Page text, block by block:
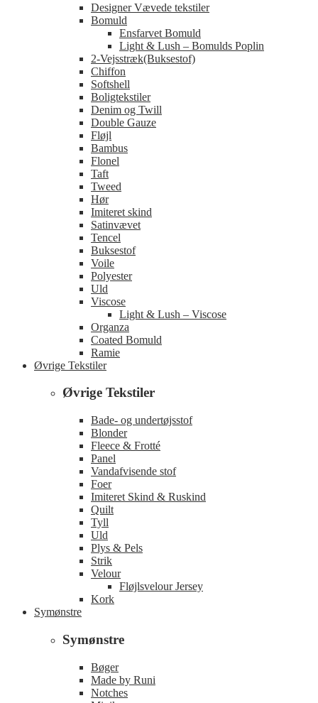
Designer Vævede tekstiler
Bomuld
Ensfarvet Bomuld
Light & Lush – Bomulds Poplin
2-Vejsstræk(Buksestof)
Chiffon
Softshell
Boligtekstiler
Denim og Twill
Double Gauze
Fløjl
Bambus
Flonel
Taft
Tweed
Hør
Imiteret skind
Satinvævet
Tencel
Buksestof
Voile
Polyester
Uld
Viscose
Light & Lush – Viscose
Organza
Coated Bomuld
Ramie
Øvrige Tekstiler
Øvrige Tekstiler
Bade- og undertøjsstof
Blonder
Fleece & Frotté
Panel
Vandafvisende stof
Foer
Imiteret Skind & Ruskind
Quilt
Tyll
Uld
Plys & Pels
Strik
Velour
Fløjlsvelour Jersey
Kork
Symønstre
Symønstre
Bøger
Made by Runi
Notches